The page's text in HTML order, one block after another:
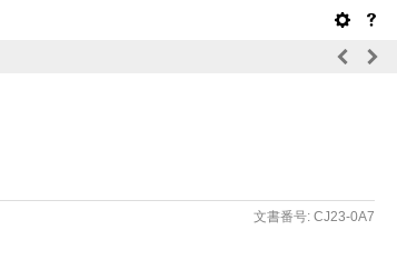
文書番号: CJ23-0A7